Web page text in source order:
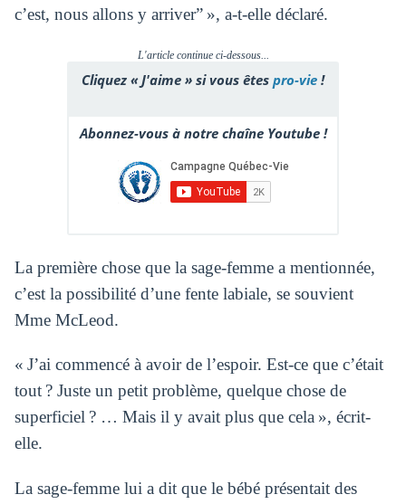
c’est, nous allons y arriver” », a-t-elle déclaré.
L'article continue ci-dessous...
Cliquez « J'aime » si vous êtes pro-vie !
Abonnez-vous à notre chaîne Youtube !
La première chose que la sage-femme a mentionnée,
c’est la possibilité d’une fente labiale, se souvient
Mme McLeod.
« J’ai commencé à avoir de l’espoir. Est-ce que c’était
tout ? Juste un petit problème, quelque chose de
superficiel ? … Mais il y avait plus que cela », écrit-
elle.
La sage-femme lui a dit que le bébé présentait des